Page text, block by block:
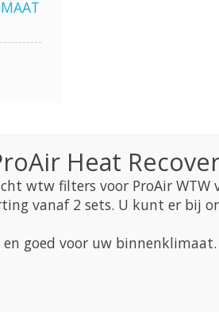
Heat
wtw filters voor ProAir
vanaf 2 sets. U kunt er bij
en goed voor uw binnenklimaat.